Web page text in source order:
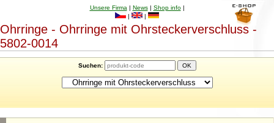
Unsere Firma | News| Shop info|
|
|
Ohrringe - Ohrringe mit Ohrsteckerverschluss -
5802-0014
Suchen: